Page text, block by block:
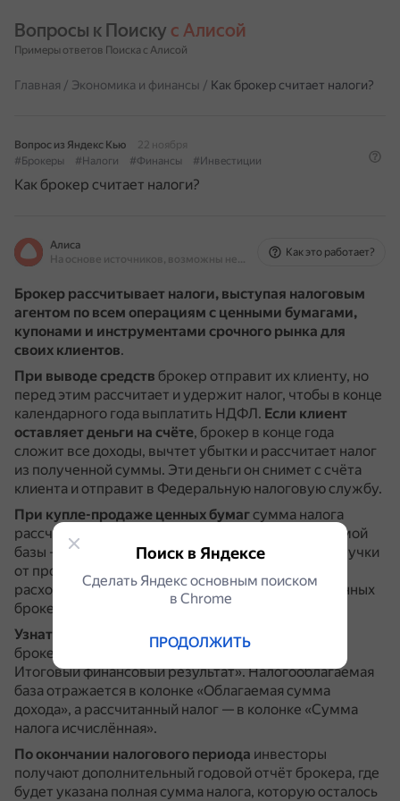
Вопросы к Поиску с Алисой
Примеры ответов Поиска с Алисой
Главная / Экономика и финансы / Как брокер считает налоги?
Вопрос из Яндекс Кью
22 ноября
#Брокеры
#Налоги #Финансы #Инвестиции
Как брокер считает налоги?
Алиса
На основе источников, возможны неточности
Как это работает?
Брокер рассчитывает налоги, выступая налоговым
агентом по всем операциям с ценными бумагами,
купонами и инструментами срочного рынка для
своих клиентов.
При выводе средств брокер отправит их клиенту, но
перед этим рассчитает и удержит налог, чтобы в конце
календарного года выплатить НДФЛ. Если клиент
оставляет деньги на счёте, брокер в конце года
сложит все доходы, вычтет убытки и рассчитает налог
из полученной суммы. Эти деньги он снимет с счёта
клиента и отправит в Федеральную налоговую службу.
При купле-продаже ценных бумагсумма налога
рассчитывается в зависимости от налогооблагаемой
базы — прибыли, полученной от операций.
Из выручки
от продажи бумаг для расчёта нужно вычесть все
расходы на их покупку и сумму комиссий, уплаченных
брокеру.
Узнать текущий размер налогаможно из отчёта
брокера в таблице «Расчёт и удержание налога.
Итоговый финансовый результат».Налогооблагаемая
база отражается в колонке «Облагаемая сумма
дохода», а рассчитанный налог — в колонке «Сумма
налога исчислённая».
По окончании налогового периода инвесторы
получают дополнительный годовой отчёт брокера, где
будет указана полная сумма налога, которую осталось
Поиск в Яндексе
Сделать Яндекс основным поиском
в Сhrome
ПРОДОЛЖИТЬ